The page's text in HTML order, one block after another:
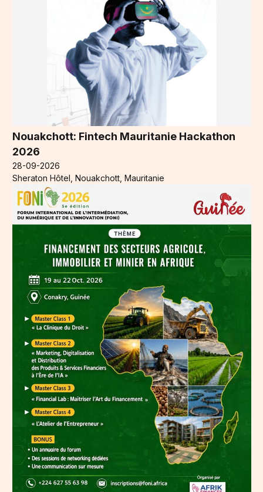
Nouakchott: Fintech Mauritanie Hackathon
2026
28-09-2026
Sheraton Hôtel, Nouakchott, Mauritanie